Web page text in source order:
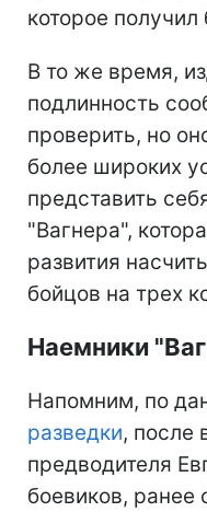
которое
В то же время,
подлинность
проверить, но
более широких
представить
"Вагнера",
развития
бойцов на трех
Наемники
Напомним, по
разведки, после
предводителя
боевиков, ранее